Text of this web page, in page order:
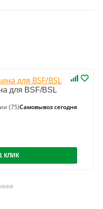
для BSF/BSL
(75)Самовывоз сегодня
КЛИК